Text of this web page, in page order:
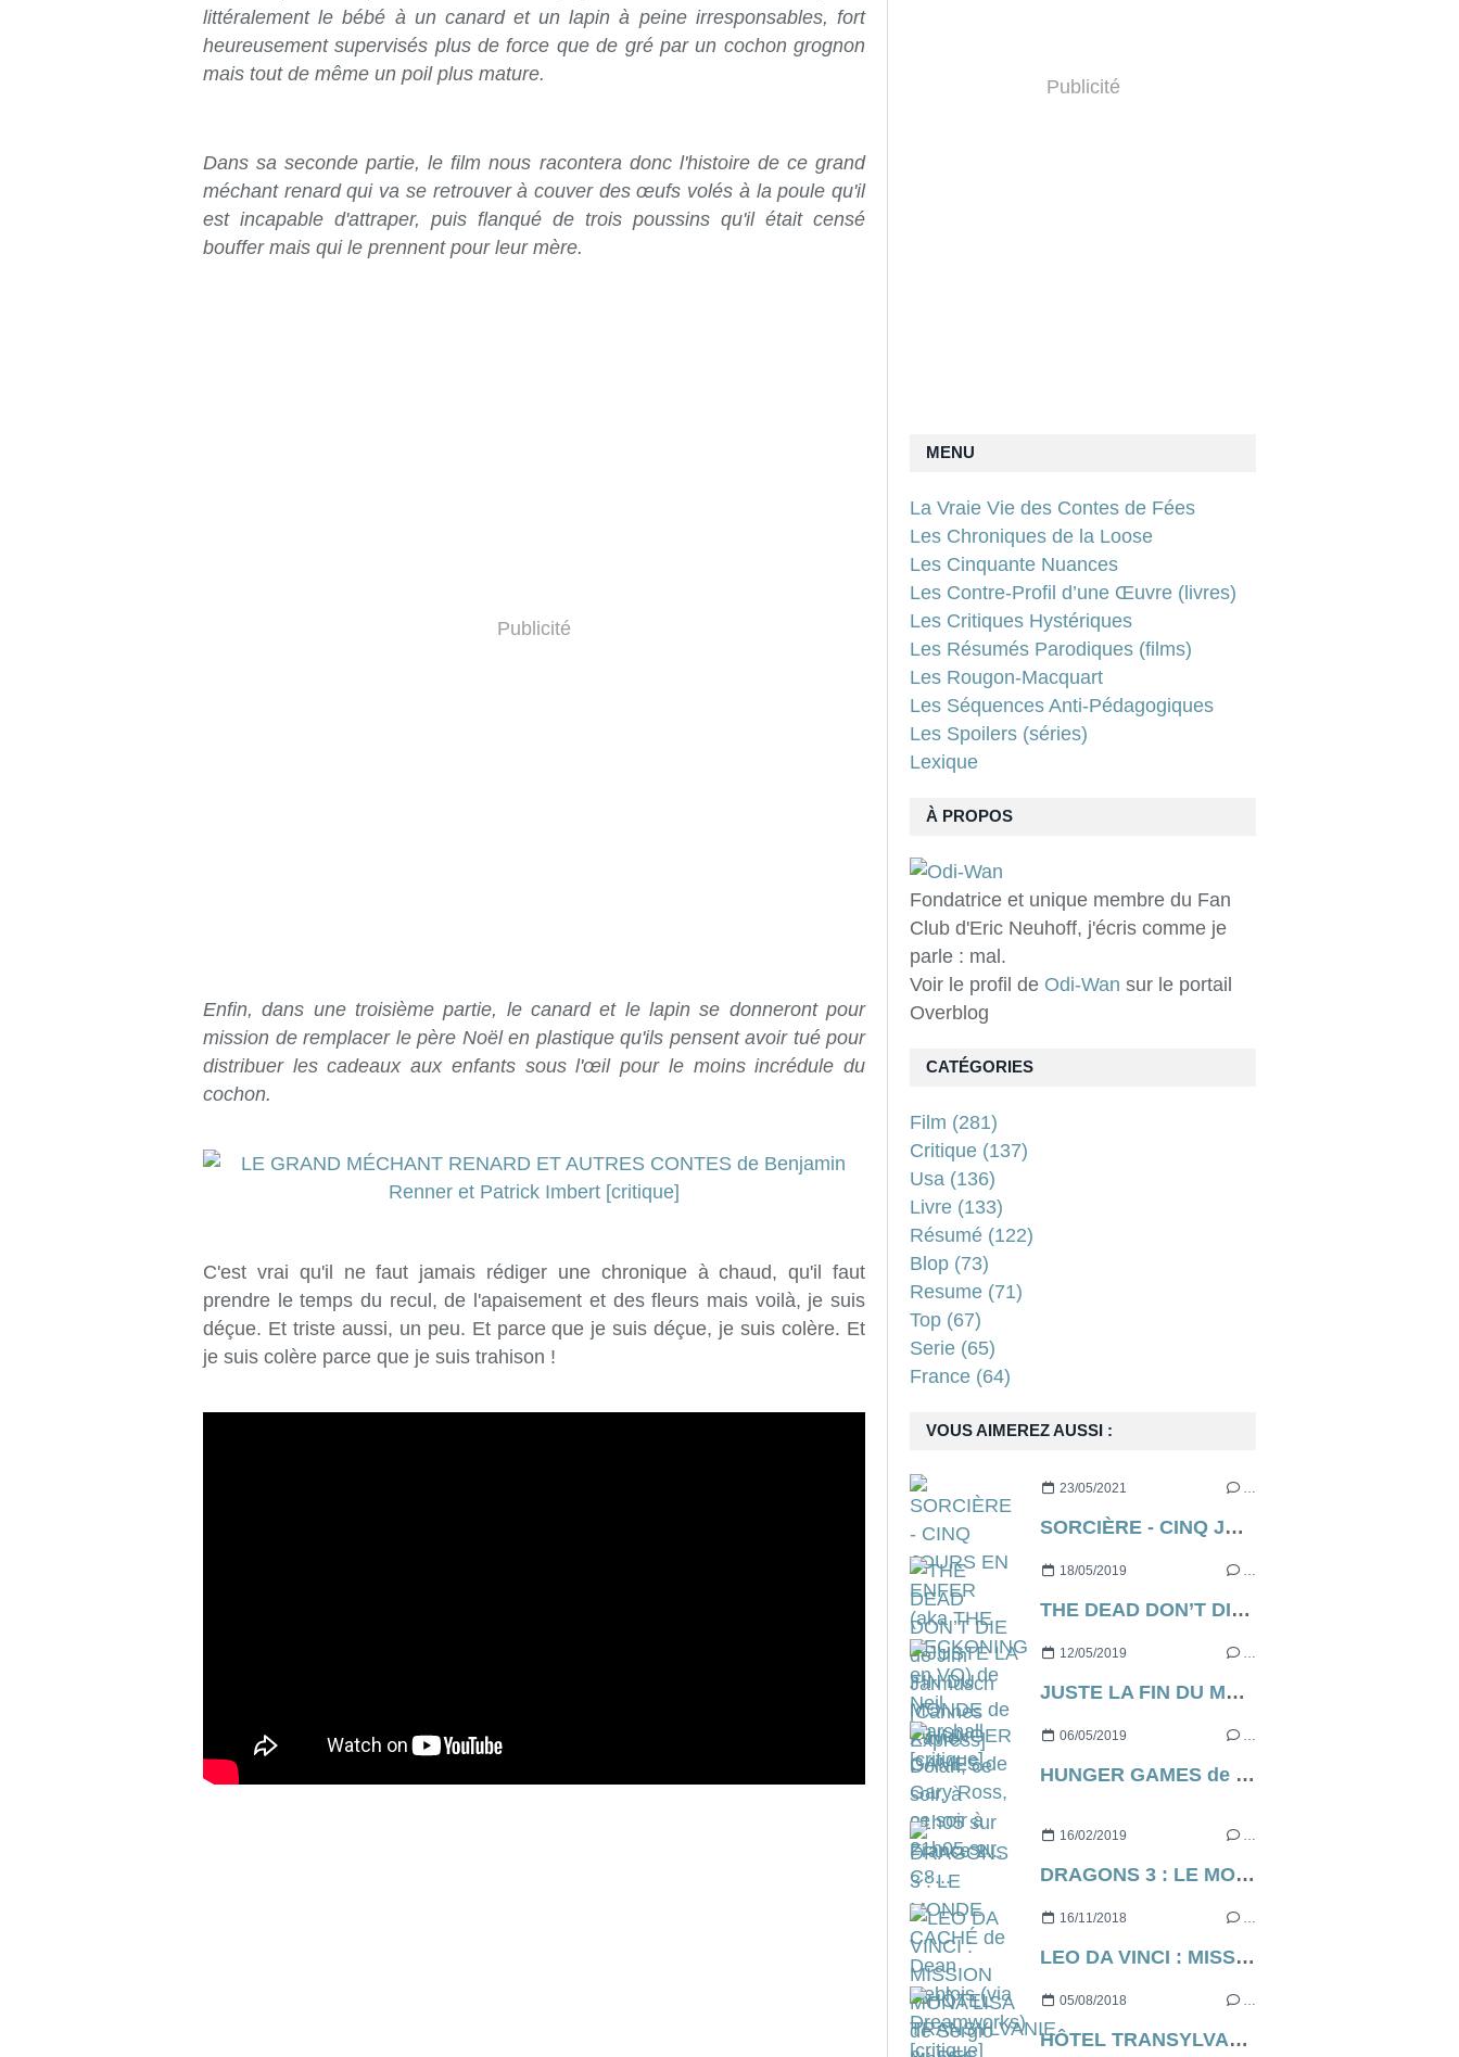
littéralement le bébé à un canard et un lapin à peine irresponsables, fort
heureusement supervisés plus de force que de gré par un cochon grognon
mais tout de même un poil plus mature.
Dans sa seconde partie, le film nous racontera donc l'histoire de ce grand
méchant renard qui va se retrouver à couver des œufs volés à la poule qu'il
est incapable d'attraper, puis flanqué de trois poussins qu'il était censé
bouffer mais qui le prennent pour leur mère.
Publicité
Enfin, dans une troisième partie, le canard et le lapin se donneront pour
mission de remplacer le père Noël en plastique qu'ils pensent avoir tué pour
distribuer les cadeaux aux enfants sous l'œil pour le moins incrédule du
cochon.
C'est vrai qu'il ne faut jamais rédiger une chronique à chaud, qu'il faut
prendre le temps du recul, de l'apaisement et des fleurs mais voilà, je suis
déçue. Et triste aussi, un peu. Et parce que je suis déçue, je suis colère. Et
je suis colère parce que je suis trahison !
À PROPOS
Fondatrice et unique membre du Fan
Club d'Eric Neuhoff, j'écris comme je
parle : mal.
Voir le profil de Odi-Wan sur le portail
Overblog
Publicité
VOUS AIMEREZ AUSSI :
23/05/2021 …
SORCIÈRE - CINQ JOURS EN ENFER (aka THE RECKONING en VO) de Neil Marshall [critique]
18/05/2019 …
THE DEAD DON’T DIE de Jim Jarmusch [Cannes Express]
12/05/2019 …
JUSTE LA FIN DU MONDE de Xavier Dolan, ce soir, à 21h05 sur France 2...
06/05/2019 …
HUNGER GAMES de Gary Ross, ce soir à 21h05 sur C8...
16/02/2019 …
DRAGONS 3 : LE MONDE CACHÉ de Dean Deblois (via Dreamworks) [critique]
16/11/2018 …
LEO DA VINCI : MISSION MONA LISA de Sergio Manfio [critique]
05/08/2018 …
HÔTEL TRANSYLVANIE 3 : DES VACANCES MONSTRUEUSES de Genndy Tartakovsky [critique]
MENU
La Vraie Vie des Contes de Fées
Les Chroniques de la Loose
Les Cinquante Nuances
Les Contre-Profil d’une Œuvre (livres)
Les Critiques Hystériques
Les Résumés Parodiques (films)
Les Rougon-Macquart
Les Séquences Anti-Pédagogiques
Les Spoilers (séries)
Lexique
CATÉGORIES
Film (281)
Critique (137)
Usa (136)
Livre (133)
Résumé (122)
Blop (73)
Resume (71)
Top (67)
Serie (65)
France (64)